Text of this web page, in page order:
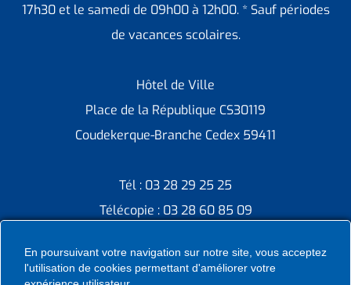
17h30 et le samedi de 09h00 à 12h00. * Sauf périodes
de vacances scolaires.
Hôtel de Ville
Place de la République CS30119
Coudekerque-Branche Cedex 59411
Tél : 03 28 29 25 25
Télécopie : 03 28 60 85 09
En poursuivant votre navigation sur notre site, vous acceptez
l'utilisation de cookies permettant d'améliorer votre